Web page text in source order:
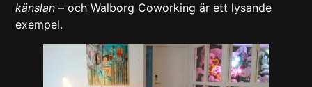
känslan – ochWalborg Coworking är ett lysande
exempel.